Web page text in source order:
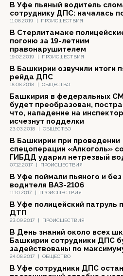
11.08.2019 | ПРОИСШЕСТВИЯ
В Уфе пьяный водитель
сотруднику ДПС: началась
19.02.2019 | ПРОИСШЕСТВИЯ
В Стерлитамаке
погоню за 19-летним
правонарушителем
18.08.2018 | ОБЩЕСТВО
В Башкирии озвучили итоги
рейда ДПС
23.03.2018 | ОБЩЕСТВО
Башкирия в федеральных
будет преобразован,
что, нападение на
исчезнут подделки
07.12.2017 | ПРОИСШЕСТВИЯ
В Башкирии при проведении
спецоперации «Алкоголь»
ГИБДД ударил нетрезвый
11.10.2017 | ПРОИСШЕСТВИЯ
В Уфе поймали пьяного и без
водителя ВАЗ-2106
23.09.2017 | ПРОИСШЕСТВИЯ
В Уфе полицейский патруль
ДТП
24.08.2017 | ОБЩЕСТВО
В День знаний около всех
Башкирии сотрудники ДПС
задействованы по
В Уфе сотрудники ДПС